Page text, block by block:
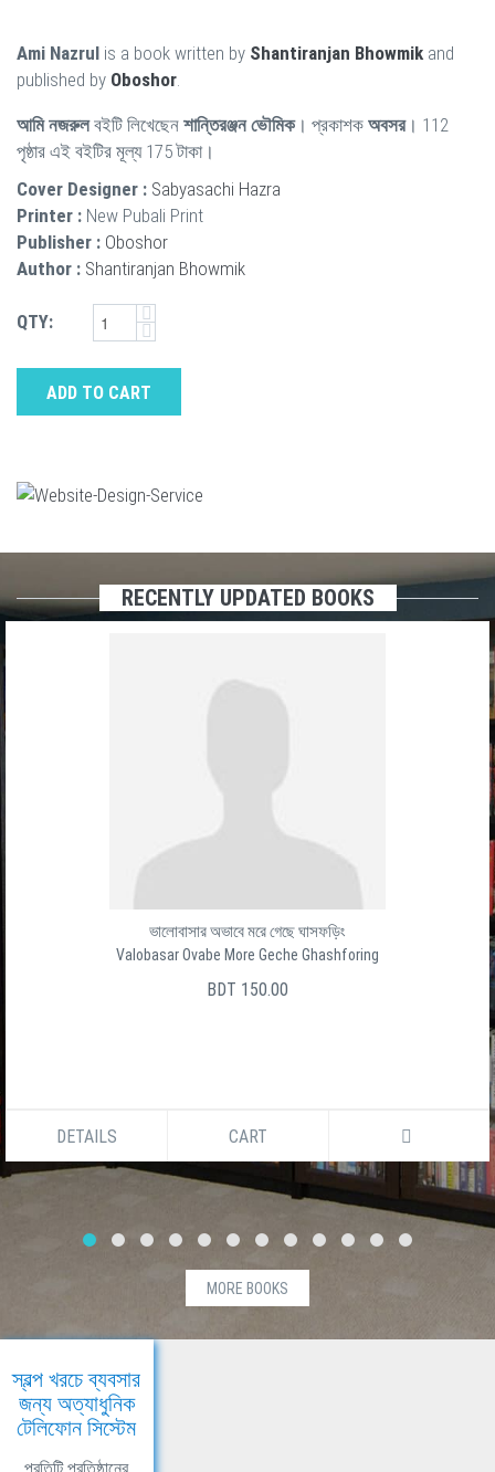
Ami Nazrul is a book written by Shantiranjan Bhowmik and
published by Oboshor
আমি নজরুলবইটি লিখেছেন শান্তিরঞ্জন ভৌমিক। প্রকাশক অবসর। 112
পৃষ্ঠার এই বইটির মূল্য 175 টাকা।
Cover Designer : Sabyasachi Hazra
Printer : New Pubali Print
Publisher : Oboshor
Author : Shantiranjan Bhowmik
QTY:
ADD TO CART
RECENTLY UPDATED BOOKS
ভালোবাসার অভাবে মরে গেছে ঘাসফড়িং
Valobasar Ovabe More Geche Ghashforing
BDT 150.00
DETAILS CART
MORE BOOKS
স্বল্প খরচে ব্যবসার
জন্য অত্যাধুনিক
টেলিফোন সিস্টেম